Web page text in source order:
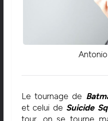
Le tournage de
et celui de Suicide
tour, on se tourne